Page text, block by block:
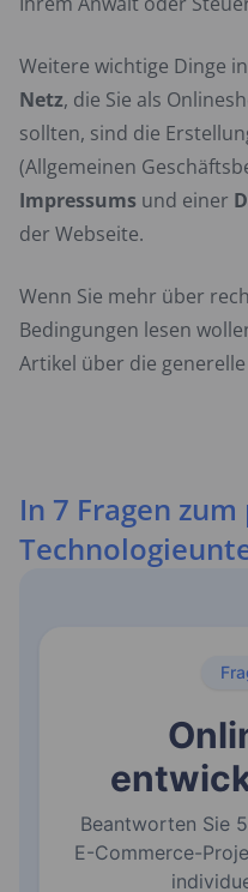
Weitere wichtige Dinge
Netz, die Sie als
sollten, sind die
(Allgemeinen
Impressums und einer
der Webseite.
Wenn Sie mehr über
Bedingungen lesen
Artikel über die
In 7 Fragen